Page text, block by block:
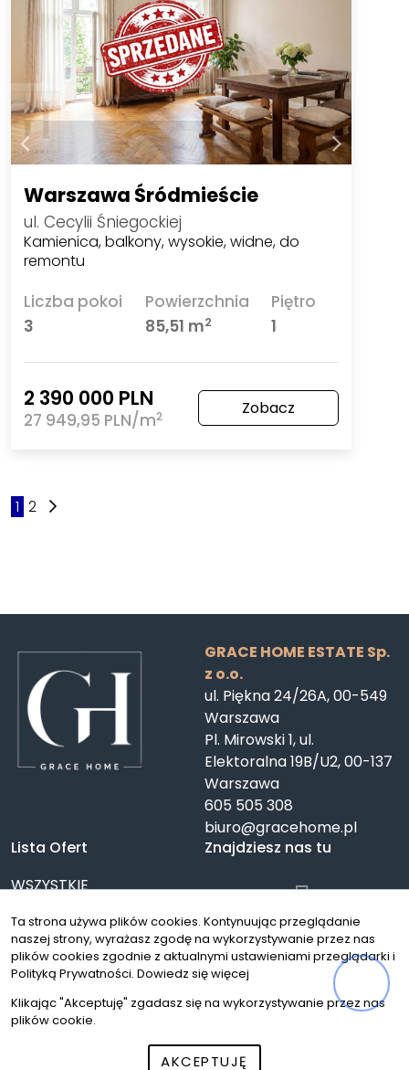
Warszawa Śródmieście
ul. Cecylii Śniegockiej
Kamienica, balkony, wysokie, widne, do
remontu
Liczba pokoi
3
Powierzchnia
85,51 m2
Piętro
1
2 390 000 PLN
27 949,95 PLN/m2 Zobacz
1 2
GRACE HOME ESTATE Sp.
z o.o.
ul. Piękna 24/26A, 00-549
Warszawa
Pl. Mirowski 1, ul.
Elektoralna 19B/U2, 00-137
Warszawa
605 505 308
biuro@gracehome.pl
Lista Ofert
WSZYSTKIE
Mieszkania
Domy
Działki
Lokale
Oferty specjalne
Znajdziesz nas tu
© 2026 Wszystkie prawa zastrzeżone | Program dla biur
Ta strona używa plików cookies. Kontynuując przeglądanie
naszej strony, wyrażasz zgodę na wykorzystywanie przez nas
plików cookies zgodnie z aktualnymi ustawieniami przeglądarki i
Polityką Prywatności. Dowiedz się więcej
Klikając "Akceptuję" zgadasz się na wykorzystywanie przez nas
plików cookie.
AKCEPTUJĘ